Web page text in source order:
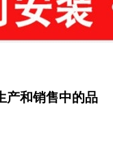
产和销售中的品